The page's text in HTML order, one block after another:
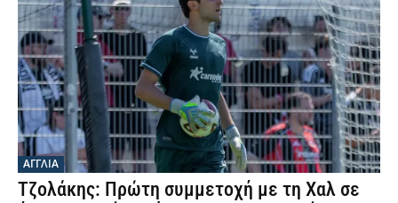
ΑΓΓΛΙΑ
Τζολάκης: Πρώτη συμμετοχή με τη Χαλ σε